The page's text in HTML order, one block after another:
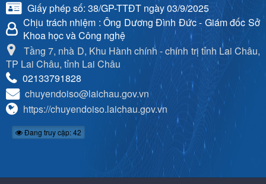
Giấy phép số: 38/GP-TTĐT ngày 03/9/2025
Chịu trách nhiệm : Ông Dương Đình Đức - Giám đốc Sở
Khoa học và Công nghệ
Tầng 7, nhà D, Khu Hành chính - chính trị tỉnh Lai Châu,
TP Lai Châu, tỉnh Lai Châu
02133791828
chuyendoiso@laichau.gov.vn
https://chuyendoiso.laichau.gov.vn
Đang truy cập: 42